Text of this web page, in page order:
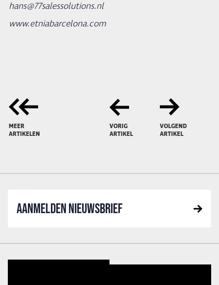
hans@77salessolutions.nl
www.etniabarcelona.com
MEER
ARTIKELEN
VORIG
ARTIKEL
VOLGEND
ARTIKEL
AANMELDEN NIEUWSBRIEF